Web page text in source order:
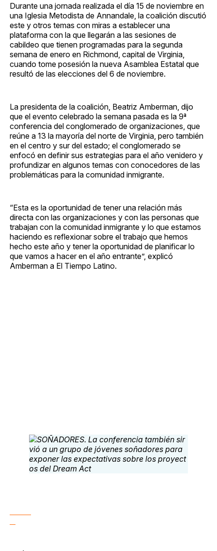
Durante una jornada realizada el día 15 de noviembre en
una Iglesia Metodista de Annandale, la coalición discutió
este y otros temas con miras a establecer una
plataforma con la que llegarán a las sesiones de
cabildeo que tienen programadas para la segunda
semana de enero en Richmond, capital de Virginia,
cuando tome posesión la nueva Asamblea Estatal que
resultó de las elecciones del 6 de noviembre.
La presidenta de la coalición, Beatriz Amberman, dijo
que el evento celebrado la semana pasada es la 9ª
conferencia del conglomerado de organizaciones, que
reúne a 13 la mayoría del norte de Virginia, pero también
en el centro y sur del estado; el conglomerado se
enfocó en definir sus estrategias para el año venidero y
profundizar en algunos temas con conocedores de las
problemáticas para la comunidad inmigrante.
“Esta es la oportunidad de tener una relación más
directa con las organizaciones y con las personas que
trabajan con la comunidad inmigrante y lo que estamos
haciendo es reflexionar sobre el trabajo que hemos
hecho este año y tener la oportunidad de planificar lo
que vamos a hacer en el año entrante”, explicó
Amberman a El Tiempo Latino.